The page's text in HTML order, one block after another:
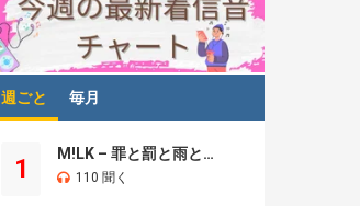
週ごと 毎月
1
M!LK – 罪と罰と雨とキス
110 聞く